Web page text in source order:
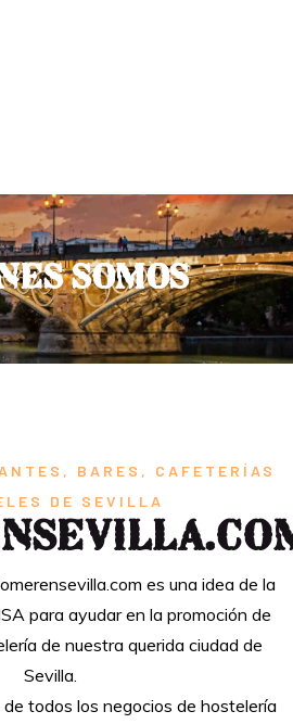
SOMOS
BARES, CAFETERÍAS
DE SEVILLA
es una idea de la
para ayudar en la promoción de
de nuestra querida ciudad de
Sevilla.
todos los negocios de hostelería